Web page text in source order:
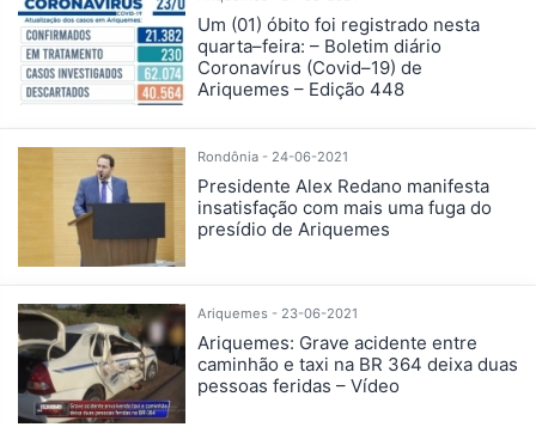
Um (01) óbito foi registrado nesta
quarta–feira: – Boletim diário
Coronavírus (Covid–19) de
Ariquemes – Edição 448
Rondônia - 24-06-2021
Presidente Alex Redano manifesta
insatisfação com mais uma fuga do
presídio de Ariquemes
Ariquemes - 23-06-2021
Ariquemes: Grave acidente entre
caminhão e taxi na BR 364 deixa duas
pessoas feridas – Vídeo